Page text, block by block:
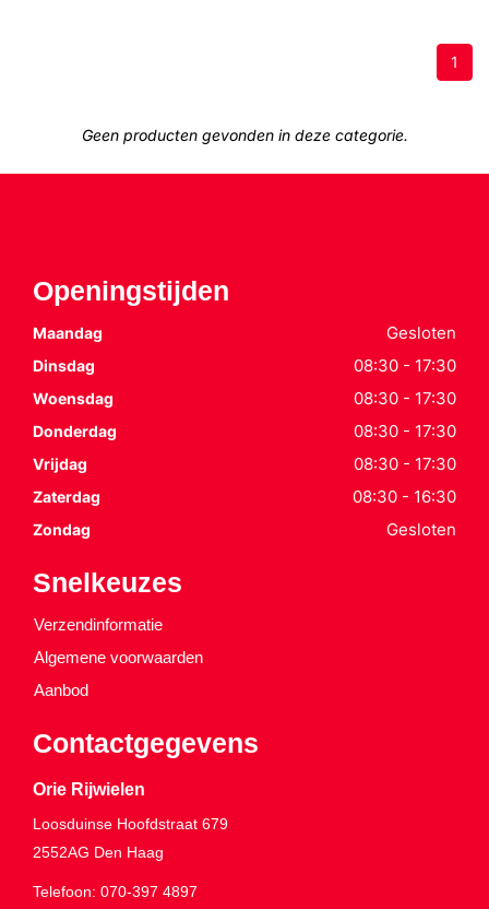
1
Geen producten gevonden in deze categorie.
Openingstijden
Maandag Gesloten
Dinsdag 08:30 - 17:30
Woensdag 08:30 - 17:30
Donderdag 08:30 - 17:30
Vrijdag 08:30 - 17:30
Zaterdag 08:30 - 16:30
Zondag Gesloten
Snelkeuzes
Verzendinformatie
Algemene voorwaarden
Aanbod
Contactgegevens
Orie Rijwielen
Loosduinse Hoofdstraat 679
2552AG Den Haag
Telefoon: 070-397 4897